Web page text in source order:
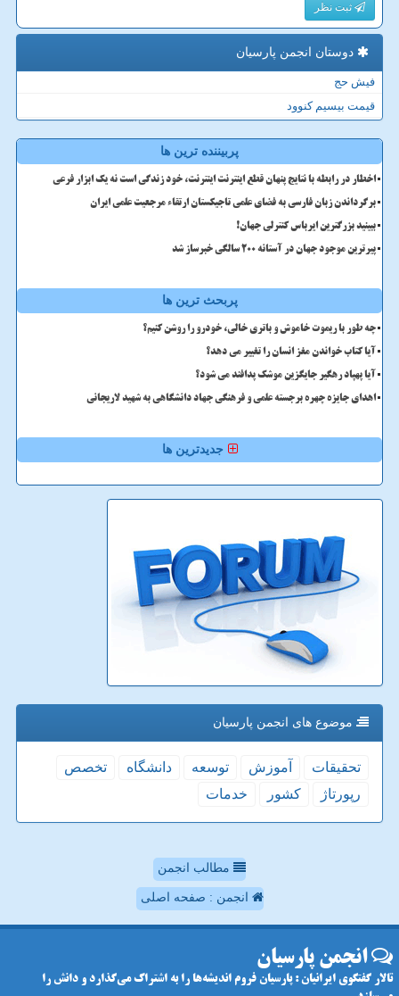
ثبت نظر
دوستان انجمن پارسیان
فیش حج
قیمت بیسیم کنوود
پربیننده ترین ها
اخطار در رابطه با نتایج پنهان قطع اینترنت اینترنت، خود زندگی است نه یک ابزار فرعی
برگرداندن زبان فارسی به فضای علمی تاجیکستان ارتقاء مرجعیت علمی ایران
ببینید بزرگترین ایرباس کنترلی جهان!
پیرترین موجود جهان در آستانه ۲۰۰ سالگی خبرساز شد
پربحث ترین ها
چه طور با ریموت خاموش و باتری خالی، خودرو را روشن کنیم؟
آیا کتاب خواندن مغز انسان را تغییر می دهد؟
آیا پهپاد رهگیر جایگزین موشک پدافند می شود؟
اهدای جایزه چهره برجسته علمی و فرهنگی جهاد دانشگاهی به شهید لاریجانی
جدیدترین ها
موضوع های انجمن پارسیان
تحقیقات آموزش توسعه دانشگاه
تخصص
رپورتاژ
كشور خدمات
مطالب انجمن
انجمن : صفحه اصلی
انجمن پارسیان
تالار گفتگوی ایرانیان : پارسیان فروم اندیشه‌ها را به اشتراک می‌گذارد و دانش را